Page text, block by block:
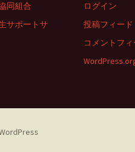
同組合
サポートサ
ログイン
投稿フィード
コメントフィ